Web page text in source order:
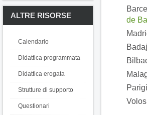
de
ALTRE RISORSE
Calendario
Didattica programmata
Didattica erogata
Strutture di supporto
Questionari